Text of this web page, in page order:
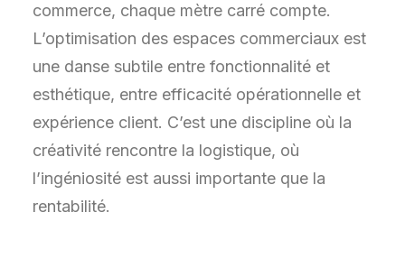
commerce, chaque mètre carré compte.
L’optimisation des espaces commerciaux est
une danse subtile entre fonctionnalité et
esthétique, entre efficacité opérationnelle et
expérience client. C’est une discipline où la
créativité rencontre la logistique, où
l’ingéniosité est aussi importante que la
rentabilité.